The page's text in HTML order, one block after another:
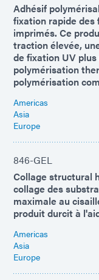
Adhésif
fixation rapide
imprimés. Ce
traction élevée,
de fixation UV
polymérisation
polymérisation
Americas
Asia
Europe
846-GEL
Collage structural
collage des
maximale au
produit durcit à
Americas
Asia
Europe